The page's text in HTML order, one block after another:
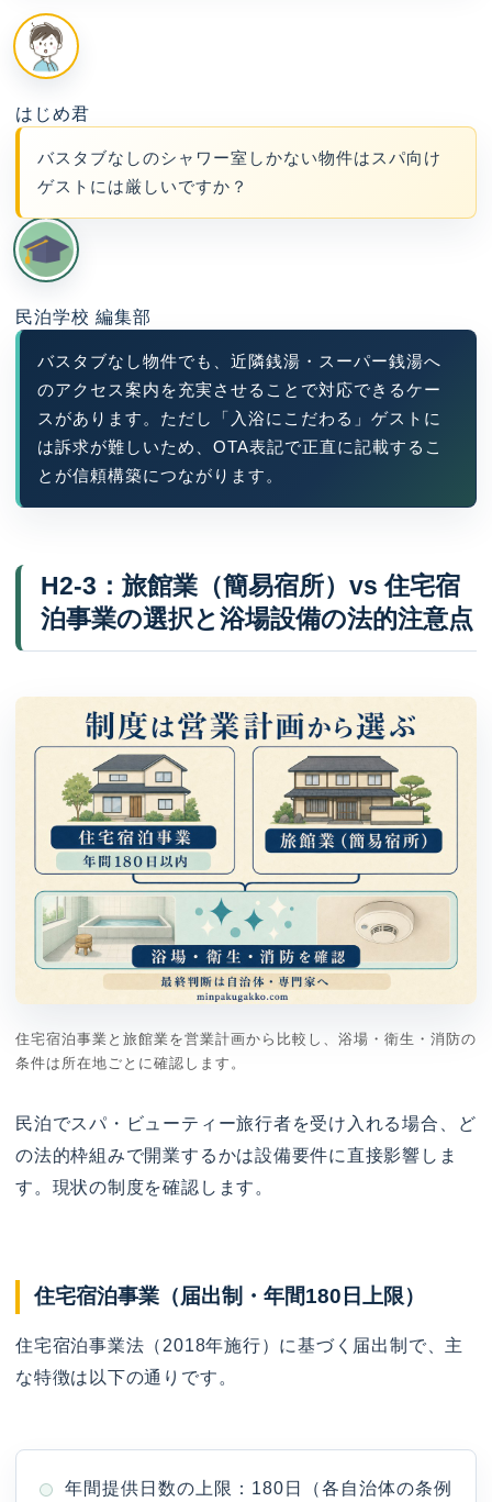
はじめ君
バスタブなしのシャワー室しかない物件はスパ向け
ゲストには厳しいですか？
民泊学校 編集部
バスタブなし物件でも、近隣銭湯・スーパー銭湯へ
のアクセス案内を充実させることで対応できるケー
スがあります。ただし「入浴にこだわる」ゲストに
は訴求が難しいため、OTA表記で正直に記載するこ
とが信頼構築につながります。
H2-3：旅館業（簡易宿所）vs 住宅宿
泊事業の選択と浴場設備の法的注意点
住宅宿泊事業と旅館業を営業計画から比較し、浴場・衛生・消防の
条件は所在地ごとに確認します。
民泊でスパ・ビューティー旅行者を受け入れる場合、ど
の法的枠組みで開業するかは設備要件に直接影響しま
す。現状の制度を確認します。
住宅宿泊事業（届出制・年間180日上限）
住宅宿泊事業法（2018年施行）に基づく届出制で、主
な特徴は以下の通りです。
年間提供日数の上限：180日（各自治体の条例